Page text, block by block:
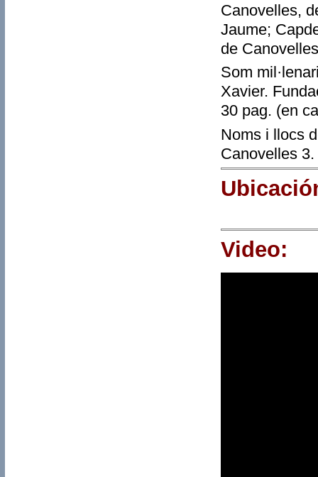
Canovelles,
Jaume;
de
Som
Xavier.
30 pag. (en
Noms i llocs
Canovelles 3.
Video: